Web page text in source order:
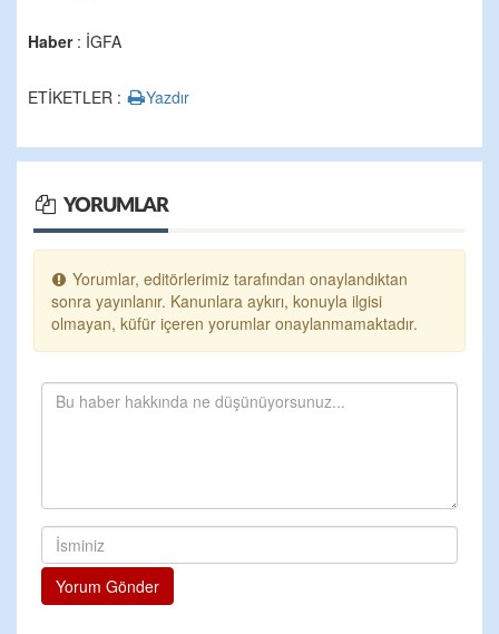
Haber: İGFA
ETİKETLER : Yazdır
YORUMLAR
Yorumlar, editörlerimiz tarafından onaylandıktan
sonra yayınlanır. Kanunlara aykırı, konuyla ilgisi
olmayan, küfür içeren yorumlar onaylanmamaktadır.
Yorum Gönder